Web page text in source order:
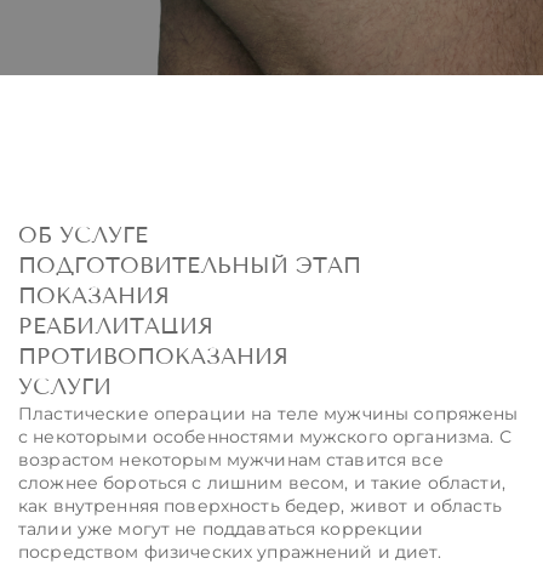
ОБ УСЛУГЕ
ПОДГОТОВИТЕЛЬНЫЙ ЭТАП
ПОКАЗАНИЯ
РЕАБИЛИТАЦИЯ
ПРОТИВОПОКАЗАНИЯ
УСЛУГИ
Пластические операции на теле мужчины сопряжены
с некоторыми особенностями мужского организма. С
возрастом некоторым мужчинам ставится все
сложнее бороться с лишним весом, и такие области,
как внутренняя поверхность бедер, живот и область
талии уже могут не поддаваться коррекции
посредством физических упражнений и диет.